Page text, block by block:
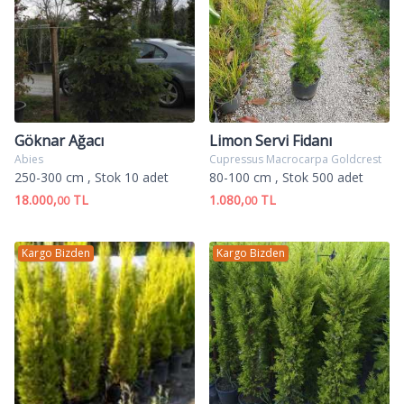
Göknar Ağacı
Abies
250-300 cm , Stok 10 adet
18.000,00TL
Limon Servi Fidanı
Cupressus Macrocarpa Goldcrest
80-100 cm , Stok 500 adet
1.080,00TL
Kargo Bizden Kargo Bizden